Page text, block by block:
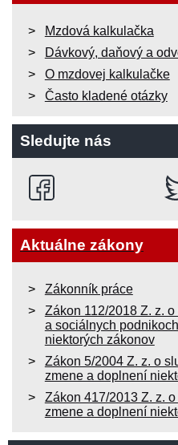
Mzdová kalkulačka
Dávkový, daňový a
O mzdovej kalkulačke
Často kladené otázky
Sledujte nás
Aktuálne zákony
Zákonník práce
Zákon 112/2018 Z. z.
a sociálnych
niektorých zákonov
Zákon 5/2004 Z. z. o
zmene a doplnení
Zákon 417/2013 Z. z.
zmene a doplnení